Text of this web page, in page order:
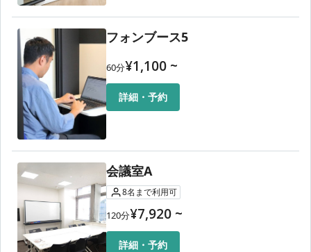
フォンブース5
60分¥1,100 ~
詳細・予約
会議室A
8名 まで利用可
120分¥7,920 ~
詳細・予約